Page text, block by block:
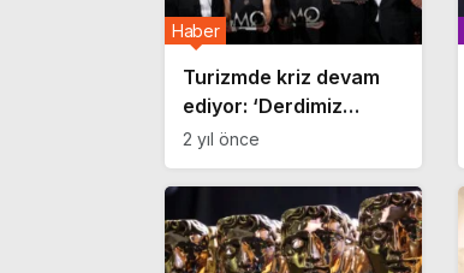
Turizmde kriz devam
ediyor: ‘Derdimiz
bitmiyor’
Haber
2 yıl önce